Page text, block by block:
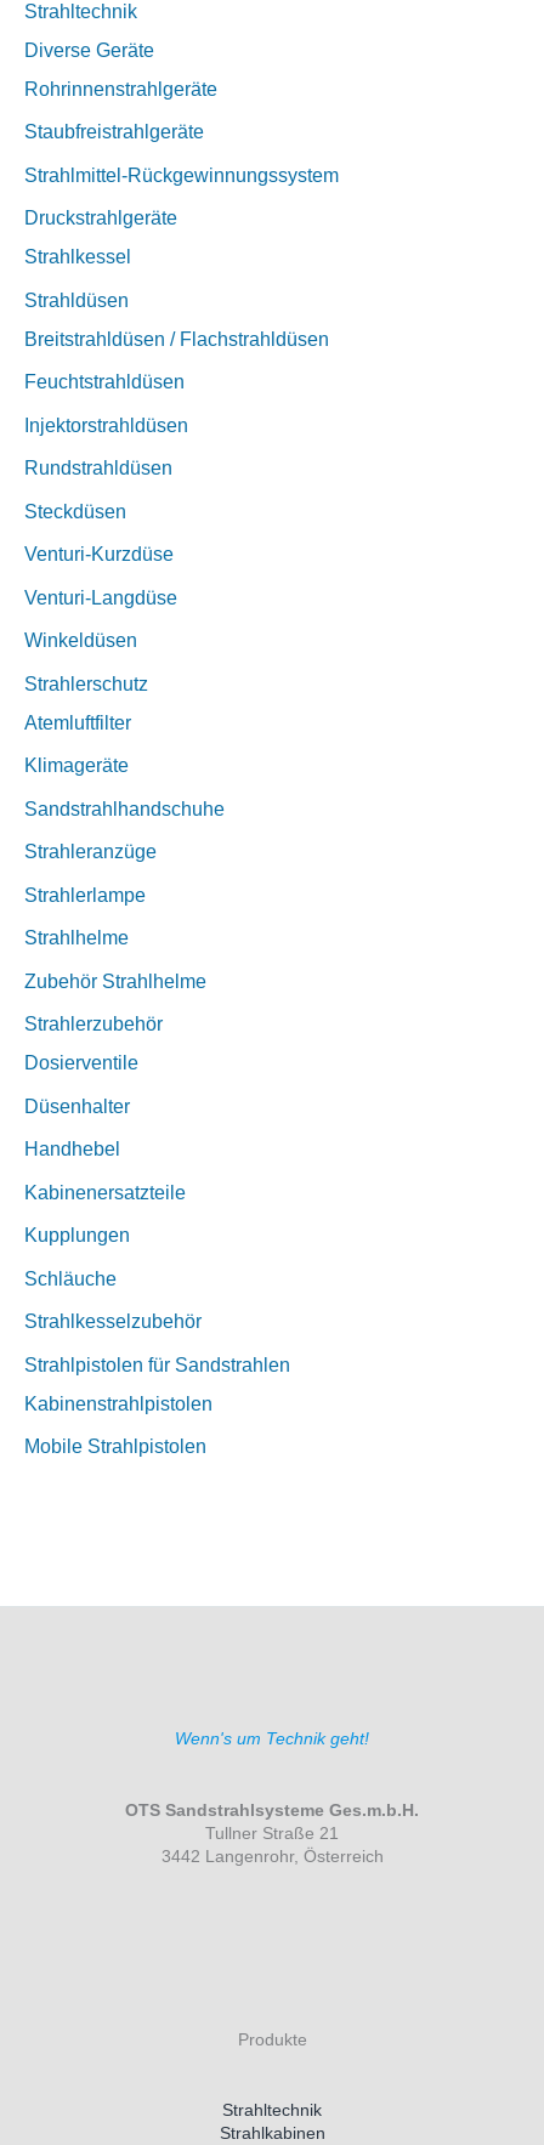
Strahltechnik
Diverse Geräte
Rohrinnenstrahlgeräte
Staubfreistrahlgeräte
Strahlmittel-Rückgewinnungssystem
Druckstrahlgeräte
Strahlkessel
Strahldüsen
Breitstrahldüsen / Flachstrahldüsen
Feuchtstrahldüsen
Injektorstrahldüsen
Rundstrahldüsen
Steckdüsen
Venturi-Kurzdüse
Venturi-Langdüse
Winkeldüsen
Strahlerschutz
Atemluftfilter
Klimageräte
Sandstrahlhandschuhe
Strahleranzüge
Strahlerlampe
Strahlhelme
Zubehör Strahlhelme
Strahlerzubehör
Dosierventile
Düsenhalter
Handhebel
Kabinenersatzteile
Kupplungen
Schläuche
Strahlkesselzubehör
Strahlpistolen für Sandstrahlen
Kabinenstrahlpistolen
Mobile Strahlpistolen
Wenn's um Technik geht!
OTS Sandstrahlsysteme Ges.m.b.H.
Tullner Straße 21
3442 Langenrohr, Österreich
Produkte
Strahltechnik
Strahlkabinen